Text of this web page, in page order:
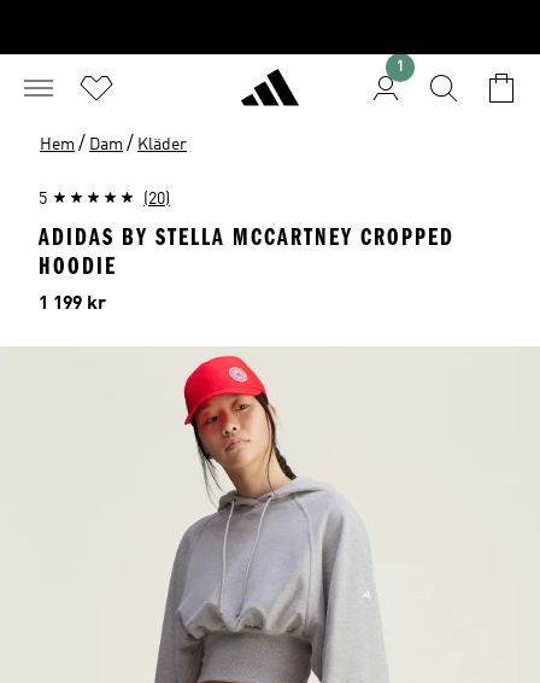
1
Hem / Dam / Kläder
5 (20)
ADIDAS BY STELLA MCCARTNEY CROPPED
HOODIE
Pris
1 199 kr